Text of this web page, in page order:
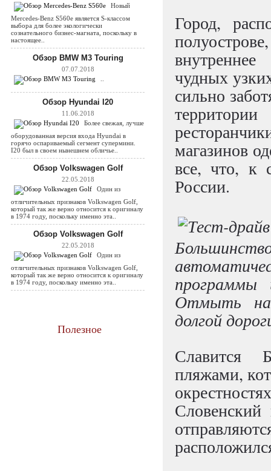
Новый
Mercedes-Benz S560e является S-классом
выбора для более экологически
сознательного бизнес-магната, поскольку в
настоящее..
Обзор BMW M3 Touring
07.07.2018
Обзор Hyundai I20
11.06.2018
Более свежая, лучше
оборудованная версия входа Hyundai в
горячо оспариваемый сегмент супермини.
I20 был в своем нынешнем обличье..
Обзор Volkswagen Golf
22.05.2018
Один из
отличительных признаков Volkswagen Golf,
который так же верно относится к оригиналу
в 1974 году, поскольку именно эта..
Обзор Volkswagen Golf
22.05.2018
Один из
отличительных признаков Volkswagen Golf,
который так же верно относится к оригиналу
в 1974 году, поскольку именно эта..
Полезное
Город,
чудных
сильно
магазинов
все, что, к
России.
Отмыть
долгой
Славится
пляжами,